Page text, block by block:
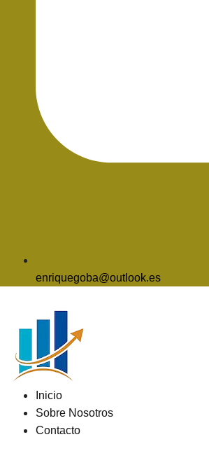
enriquegoba@outlook.es
Inicio
Sobre Nosotros
Contacto